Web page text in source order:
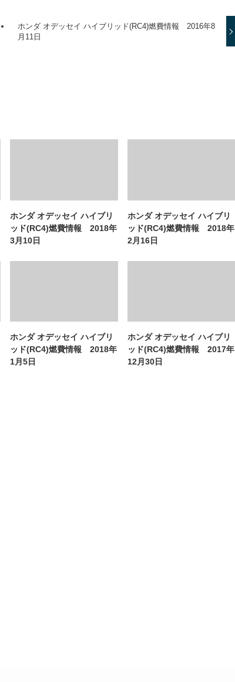
ホンダ オデッセイ ハイブリッド(RC4)燃費情報 2016年8
月11日
ホンダ オデッセイ ハイブリ
ッド(RC4)燃費情報 2018年
3月10日
ホンダ オデッセイ ハイブリ
ッド(RC4)燃費情報 2018年
2月16日
ホンダ オデッセイ ハイブリ
ッド(RC4)燃費情報 2018年
1月5日
ホンダ オデッセイ ハイブリ
ッド(RC4)燃費情報 2017年
12月30日